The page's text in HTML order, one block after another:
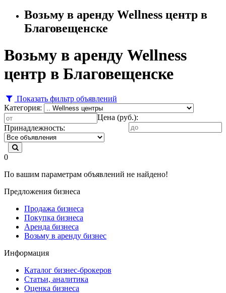
Возьму в аренду Wellness центр в
Благовещенске
Возьму в аренду Wellness
центр в Благовещенске
Показать фильтр объявлений
Категория:
Цена (руб.):
Принадлежность:
0
По вашим параметрам объявлений не найдено!
Предложения бизнеса
Продажа бизнеса
Покупка бизнеса
Аренда бизнеса
Возьму в аренду бизнес
Информация
Каталог бизнес-брокеров
Статьи, аналитика
Оценка бизнеса